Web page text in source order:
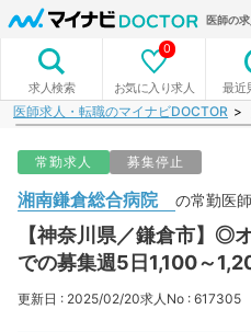
医師の
求人検索 お気に入り求人
0
最近
医師求人・転職のマイナビDOCTOR
常勤求人 募集停止
湘南鎌倉総合病院 の常勤医
【神奈川県／鎌倉市】◎
での募集週5日1,100～
更新日 : 2025/02/20求人No : 617305